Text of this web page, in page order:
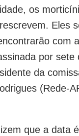
os
Eles
com
por sete
da
(Rede-
que a data